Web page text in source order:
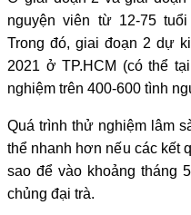
nguyện viên từ 12-75
Trong đó, giai đoạn 2 dự
2021 ở TP.HCM (có thể
nghiệm trên 400-600 tình
Quá trình thử nghiệm lâm
thể nhanh hơn nếu các kết
sao để vào khoảng tháng
chủng đại trà.